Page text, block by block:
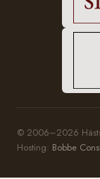
© 2006–2026
Hosting: Bobbe